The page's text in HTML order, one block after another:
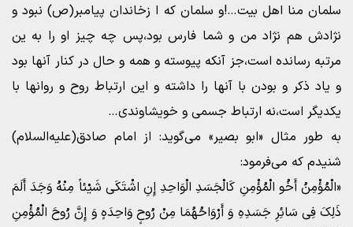
سلمان منا اهل بیت…!و سلمان که ا زخاندان پیامبر(ص) نبود و
نژادش هم نژاد من و شما فارس بود،پس چه چیز او را به ین
مرتبه رسانده است،جز آنکه پیوسته و همه و حال در کنار آنها بود
و یاد ذکر و بودن با آنها را داشته و این ارتباط روح و روانها با
یکدیگر است،نه ارتباط جسمی و خویشاوندی…
به طور مثال «ابو بصیر» مى‏‌گوید: از امام صادق(علیه‌السلام)
شنیدم که مى‌‏فرمود:
«الْمُؤْمِنُ أَخُو الْمُؤْمِنِ کَالْجَسَدِ الْوَاحِدِ إِنِ اشْتَکَى شَیْئاً مِنْهُ وَجَدَ أَلَمَ
ذَلِکَ فِی سَائِرِ جَسَدِهِ وَ أَرْوَاحُهُمَا مِنْ رُوحٍ وَاحِدَهٍ وَ إِنَّ رُوحَ الْمُؤْمِنِ